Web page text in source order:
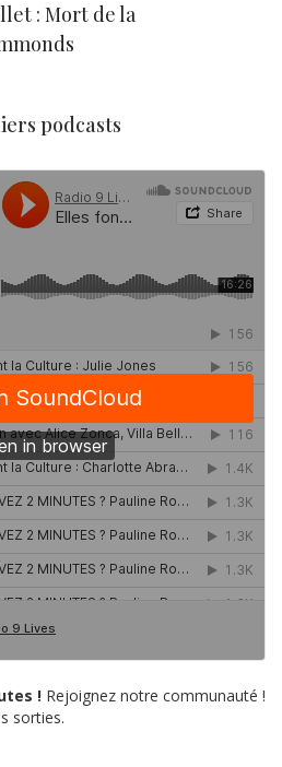
: Mort de la
podcasts
! Rejoignez notre communauté !
sorties.